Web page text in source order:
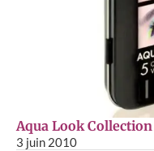
Aqua Look
3 juin 2010